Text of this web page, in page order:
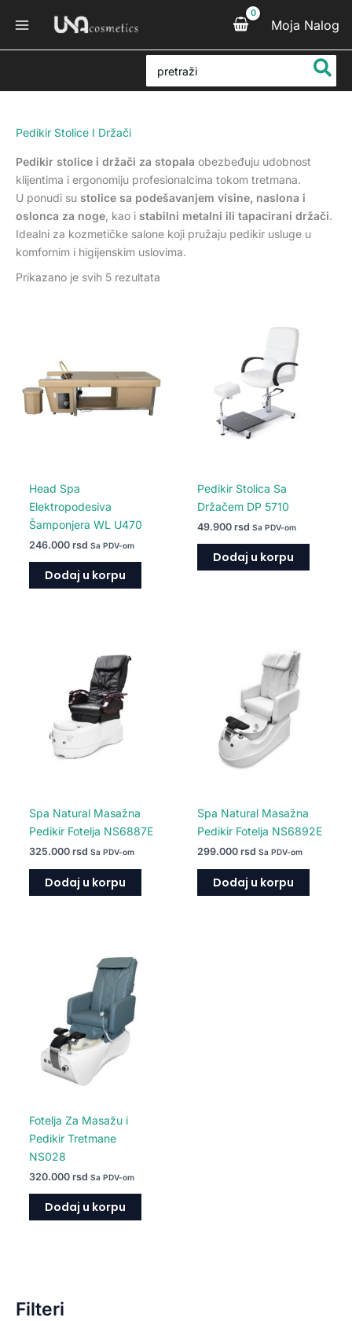
Moja Nalog
for:
Filteri
Pedikir Stolice I Držači
Pedikir stolice i držači za stopala obezbeđuju udobnost
klijentima i ergonomiju profesionalcima tokom tretmana.
U ponudi su stolice sa podešavanjem visine, naslona i
oslonca za noge , kao i stabilni metalni ili tapacirani držači.
Idealni za kozmetičke salone koji pružaju pedikir usluge u
komfornim i higijenskim uslovima.
Prikazano je svih 5 rezultata
Head Spa
Elektropodesiva
Šamponjera WL U470
246.000 rsd Sa PDV-om
Dodaj u korpu
Pedikir Stolica Sa
Držačem DP 5710
49.900 rsd Sa PDV-om
Dodaj u korpu
Spa Natural Masažna
Pedikir Fotelja NS6887E
325.000 rsd Sa PDV-om
Dodaj u korpu
Spa Natural Masažna
Pedikir Fotelja NS6892E
299.000 rsd Sa PDV-om
Dodaj u korpu
Fotelja Za Masažu i
Pedikir Tretmane
NS028
320.000 rsd Sa PDV-om
Dodaj u korpu